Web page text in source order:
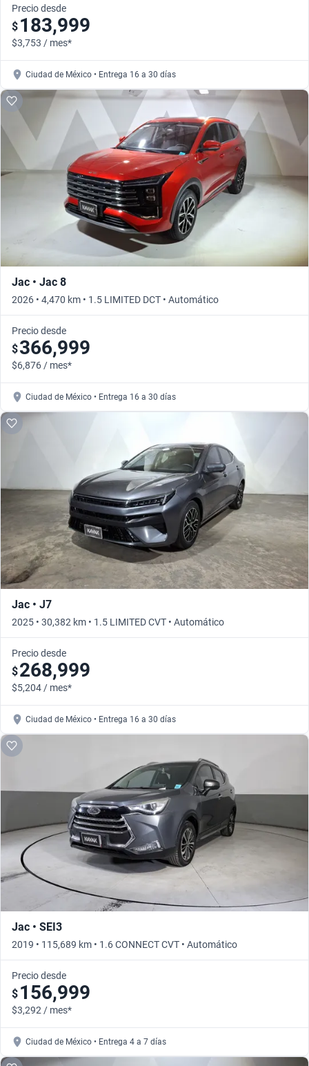
Precio desde
$ 183,999
$3,753 / mes*
Ciudad de México • Entrega 16 a 30 días
Jac • Jac 8
2026 • 4,470 km • 1.5 LIMITED DCT • Automático
Precio desde
$366,999
$6,876 / mes*
Ciudad de México • Entrega 16 a 30 días
Jac • J7
2025 • 30,382 km • 1.5 LIMITED CVT • Automático
Precio desde
$268,999
$5,204 / mes*
Ciudad de México • Entrega 16 a 30 días
Jac • SEI3
2019 • 115,689 km • 1.6 CONNECT CVT • Automático
Precio desde
$ 156,999
$3,292 / mes*
Ciudad de México • Entrega 4 a 7 días